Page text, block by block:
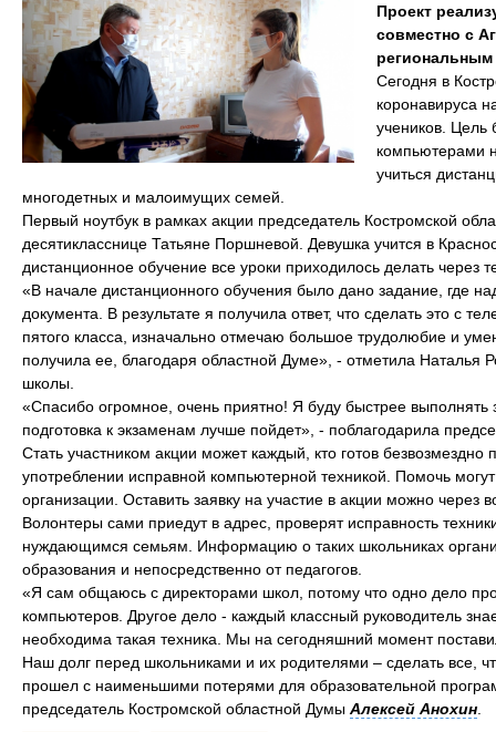
Проект
совместно с
региональным
Сегодня в
коронавируса
учеников. Цель
компьютерами
учиться
многодетных и малоимущих семей.
Первый ноутбук в рамках акции председатель Костромской
десятикласснице Татьяне Поршневой. Девушка учится в
дистанционное обучение все уроки приходилось делать через
«В начале дистанционного обучения было дано задание, где
документа. В результате я получила ответ, что сделать это с
пятого класса, изначально отмечаю большое трудолюбие и
получила ее, благодаря областной Думе», - отметила Наталья
школы.
«Спасибо огромное, очень приятно! Я буду быстрее выполнять
подготовка к экзаменам лучше пойдет», - поблагодарила
Стать участником акции может каждый, кто готов
употреблении исправной компьютерной техникой. Помочь
организации. Оставить заявку на участие в акции можно
Волонтеры сами приедут в адрес, проверят исправность
нуждающимся семьям. Информацию о таких школьниках
образования и непосредственно от педагогов.
«Я сам общаюсь с директорами школ, потому что одно дело
компьютеров. Другое дело - каждый классный руководитель
необходима такая техника. Мы на сегодняшний момент
Наш долг перед школьниками и их родителями – сделать все,
прошел с наименьшими потерями для образовательной
председатель Костромской областной Думы Алексей Анохин